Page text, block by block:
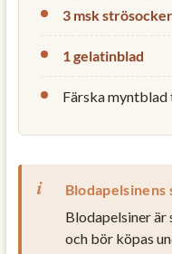
3 msk strösocker
1 gelatinblad
Färska
Blodapelsinens
Blodapelsiner är
och bör köpas